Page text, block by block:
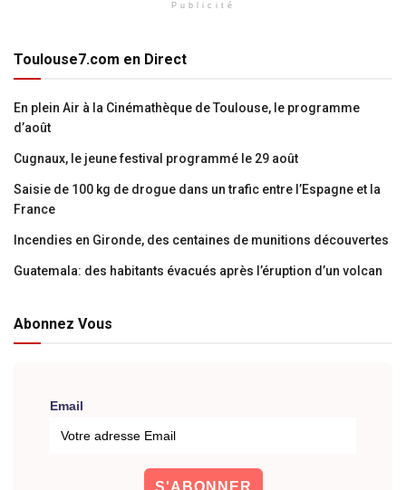
Publicité
Toulouse7.com en Direct
En plein Air à la Cinémathèque de Toulouse, le programme
d’août
Cugnaux, le jeune festival programmé le 29 août
Saisie de 100 kg de drogue dans un trafic entre l’Espagne et la
France
Incendies en Gironde, des centaines de munitions découvertes
Guatemala: des habitants évacués après l’éruption d’un volcan
Abonnez Vous
Email